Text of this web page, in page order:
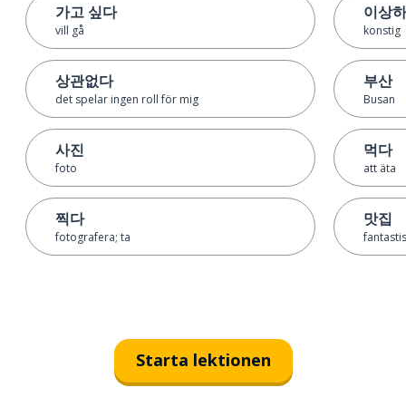
가고 싶다
vill gå
상관없다
det spelar ingen roll för mig
사진
foto
찍다
fotografera; ta
이상
konstig
부산
Busan
먹다
att äta
맛집
Starta lektionen